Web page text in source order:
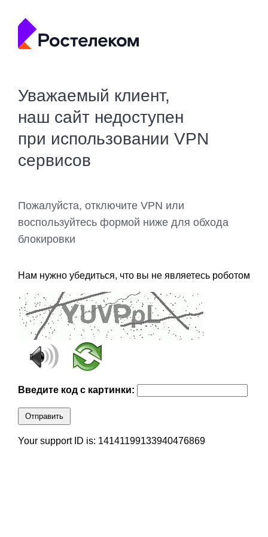
Уважаемый клиент,
наш сайт недоступен
при использовании VPN
сервисов
Пожалуйста, отключите VPN или
воспользуйтесь формой ниже для обхода
блокировки
Нам нужно убедиться, что вы не являетесь роботом
Введите код с картинки:
Отправить
Your support ID is: 14141199133940476869